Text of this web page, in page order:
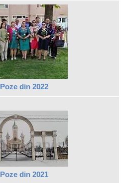
Poze din 2022
Poze din 2021